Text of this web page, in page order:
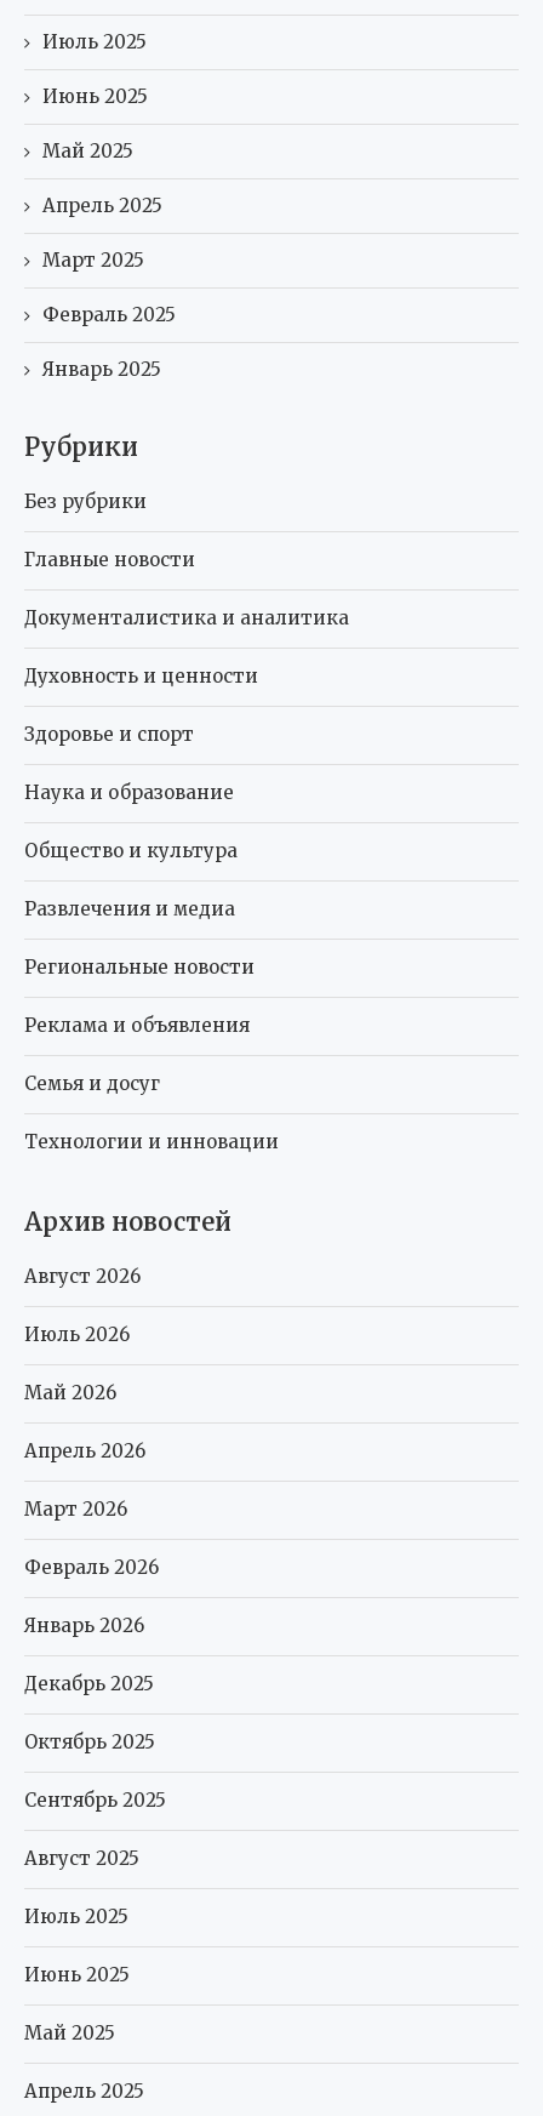
Июль 2025
Июнь 2025
Май 2025
Апрель 2025
Март 2025
Февраль 2025
Январь 2025
Рубрики
Без рубрики
Главные новости
Документалистика и аналитика
Духовность и ценности
Здоровье и спорт
Наука и образование
Общество и культура
Развлечения и медиа
Региональные новости
Реклама и объявления
Семья и досуг
Технологии и инновации
Архив новостей
Август 2026
Июль 2026
Май 2026
Апрель 2026
Март 2026
Февраль 2026
Январь 2026
Декабрь 2025
Октябрь 2025
Сентябрь 2025
Август 2025
Июль 2025
Июнь 2025
Май 2025
Апрель 2025